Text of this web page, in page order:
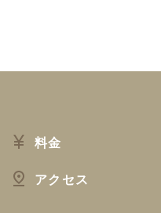
料金
アクセス